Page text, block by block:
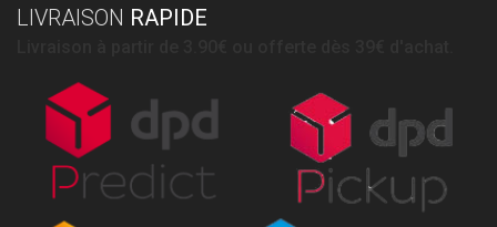
LIVRAISON RAPIDE